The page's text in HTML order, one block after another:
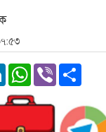
LinkedInWhatsApp
Viber